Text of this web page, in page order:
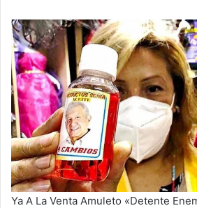
Ya A La Venta Amuleto «Detente